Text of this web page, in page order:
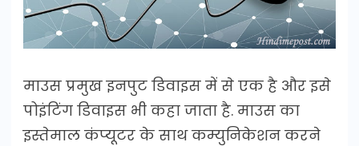
माउस प्रमुख इनपुट डिवाइस में से एक है और इसे
पोइंटिंग डिवाइस भी कहा जाता है. माउस का
इस्तेमाल कंप्यूटर के साथ कम्युनिकेशन करने